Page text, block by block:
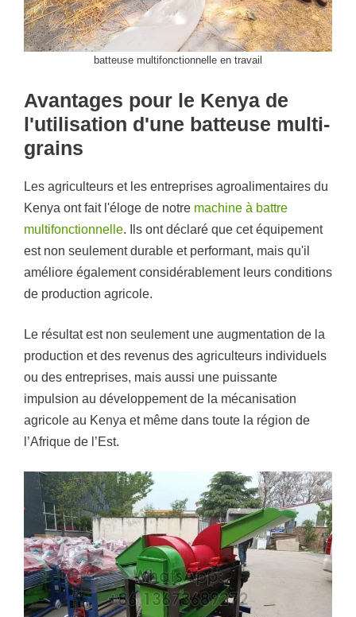
batteuse multifonctionnelle en travail
Avantages pour le Kenya de
l'utilisation d'une batteuse multi-
grains
Les agriculteurs et les entreprises agroalimentaires du
Kenya ont fait l'éloge de notre machine à battre
multifonctionnelle. Ils ont déclaré que cet équipement
est non seulement durable et performant, mais qu'il
améliore également considérablement leurs conditions
de production agricole.
Le résultat est non seulement une augmentation de la
production et des revenus des agriculteurs individuels
ou des entreprises, mais aussi une puissante
impulsion au développement de la mécanisation
agricole au Kenya et même dans toute la région de
l’Afrique de l’Est.